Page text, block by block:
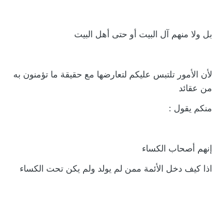
بل ولا منهم آل البيت أو حتى أهل البيت
لأن الأمور تلتبس عليكم لتعارضها مع حقيقة ما تؤمنون به
من عقائد
منكم يقول :
إنهم أصحاب الكساء
اذا كيف دخل الأئمة ممن لم يولد ولم يكن تحت الكساء